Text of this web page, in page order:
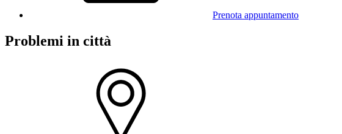
Prenota appuntamento
Problemi in città